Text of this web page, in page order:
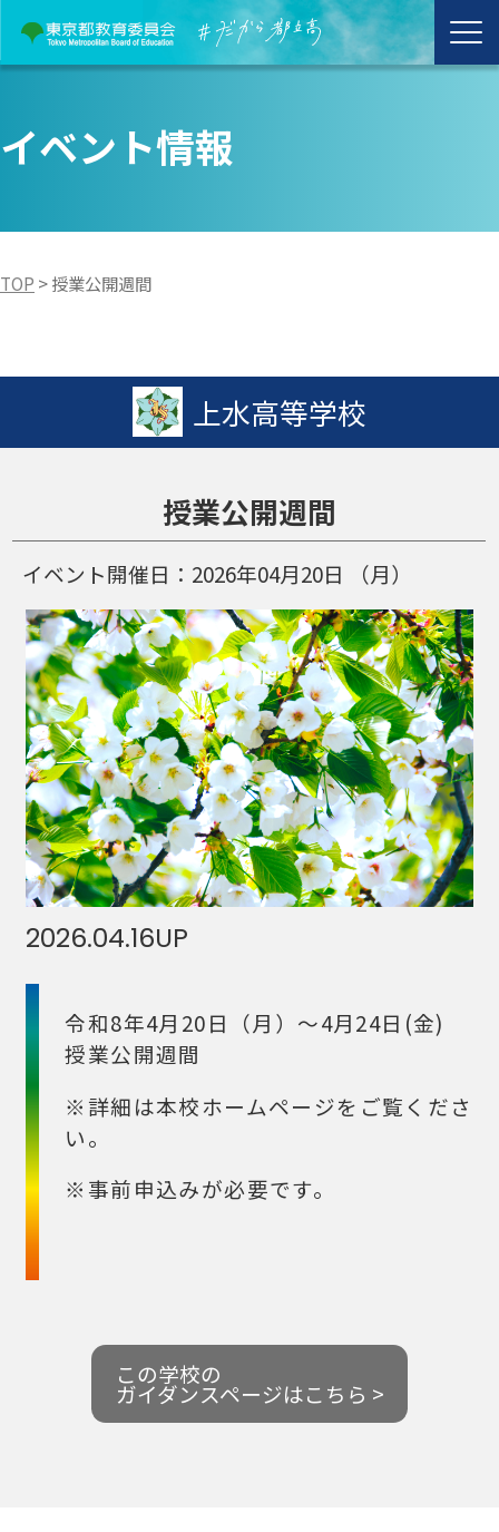
イベント情報
TOP >授業公開週間
上水高等学校
授業公開週間
イベント開催日： 2026年04月20日 （月）
2026.04.16UP
令和8年4月20日（月）～4月24日(金)
授業公開週間
※詳細は本校ホームページをご覧くださ
い。
※事前申込みが必要です。
この学校の
ガイダンスページはこちら >